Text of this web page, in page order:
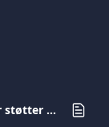
Hvilke terminaler, valutaer og funksjoner støtter Dynamic Currency Conversion (DCC)